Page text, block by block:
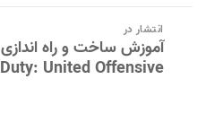
راهبری
نوشته
انتشار در
Duty: United Offensive